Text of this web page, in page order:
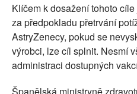
Klíčem k dosažení tohoto
za předpokladu přetrvání
AstryZenecy, pokud se
výrobci, lze cíl splnit. Nesmí
administraci dostupných
Španělská ministryně